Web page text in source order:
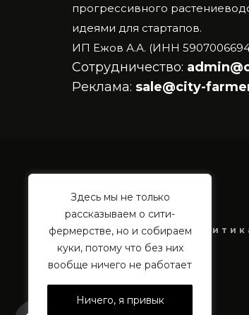
Здесь мы не только
рассказываем о сити-
фермерстве, но и собираем
куки, потому что без них
вообще ничего не работает
Ничего, я привык
прогрессивного
идеями для стартапов.
ИП Ежов А.А. (ИНН
Сотрудничество:
Реклама: sale@city-